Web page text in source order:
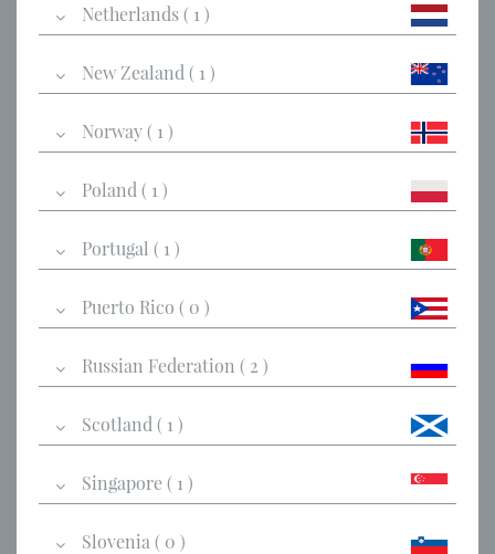
Netherlands ( 1 )
New Zealand ( 1 )
Norway ( 1 )
Poland ( 1 )
Portugal ( 1 )
Puerto Rico ( 0 )
Russian Federation ( 2 )
Scotland ( 1 )
Singapore ( 1 )
Slovenia ( 0 )